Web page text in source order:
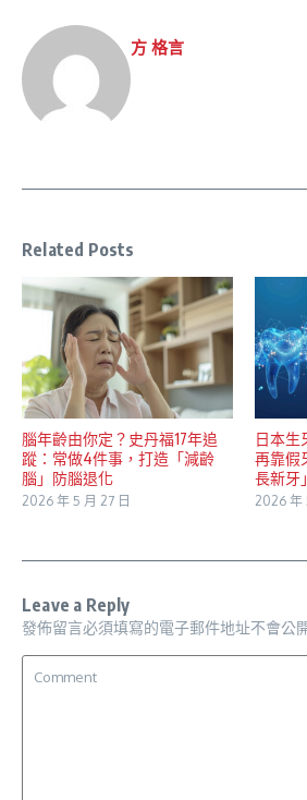
方 格言
Related Posts
腦年齡由你定？史丹福17年追
蹤：常做4件事，打造「減齡
腦」防腦退化
2026 年 5 月 27 日
日本生
再靠假
長新牙
2026 年
Leave a Reply
發佈留言必須填寫的電子郵件地址不會公